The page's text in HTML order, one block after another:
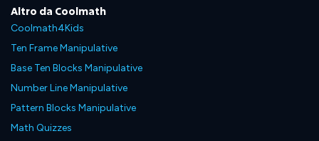
Altro da Coolmath
Coolmath4Kids
Ten Frame Manipulative
Base Ten Blocks Manipulative
Number Line Manipulative
Pattern Blocks Manipulative
Math Quizzes